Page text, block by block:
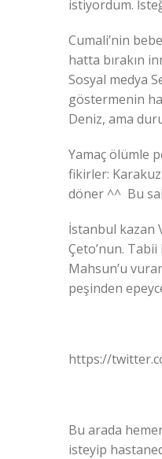
istiyordum.
Cumali’nin
hatta bırakın
Sosyal medya
göstermenin
Deniz, ama
Yamaç ölümle
fikirler:
döner ^^ Bu
İstanbul kazan
Çeto’nun. Tabii
Mahsun’u
peşinden
https://
Bu arada
isteyip